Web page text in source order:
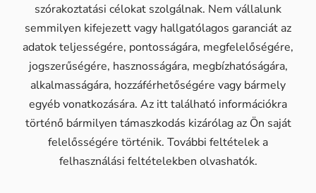
szórakoztatási célokat szolgálnak. Nem vállalunk
semmilyen kifejezett vagy hallgatólagos garanciát az
adatok teljességére, pontosságára, megfelelőségére,
jogszerűségére, hasznosságára, megbízhatóságára,
alkalmasságára, hozzáférhetőségére vagy bármely
egyéb vonatkozására. Az itt található információkra
történő bármilyen támaszkodás kizárólag az Ön saját
felelősségére történik. További feltételek a
felhasználási feltételekben olvashatók.